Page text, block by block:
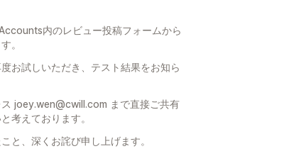
内のレビュー投稿フォームから
。
お試しいただき、テスト結果をお知ら
joey.wen@cwill.com まで直接ご共有
考えております。
と、深くお詫び申し上げます。